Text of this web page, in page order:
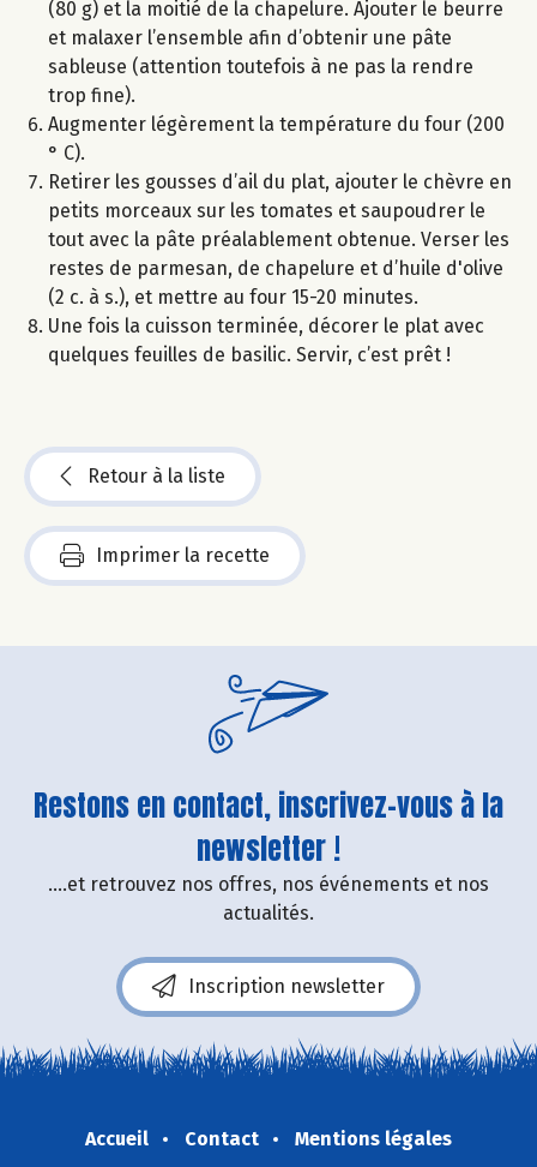
(80 g) et la moitié de la chapelure. Ajouter le beurre
et malaxer l’ensemble afin d’obtenir une pâte
sableuse (attention toutefois à ne pas la rendre
trop fine).
Augmenter légèrement la température du four (200
° C).
Retirer les gousses d’ail du plat, ajouter le chèvre en
petits morceaux sur les tomates et saupoudrer le
tout avec la pâte préalablement obtenue. Verser les
restes de parmesan, de chapelure et d’huile d'olive
(2 c. à s.), et mettre au four 15-20 minutes.
Une fois la cuisson terminée, décorer le plat avec
quelques feuilles de basilic. Servir, c’est prêt !
Retour à la liste
Imprimer la recette
Restons en contact, inscrivez-vous à la
newsletter !
....et retrouvez nos offres, nos événements et nos
actualités.
Inscription newsletter
Accueil Contact
Mentions légales